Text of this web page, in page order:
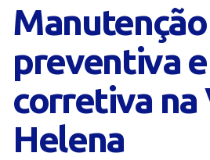
Manutenção
preventiva e
corretiva na
Helena